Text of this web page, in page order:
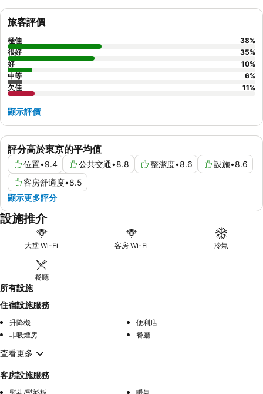
評分高於東京的平均值
位置•9.4 公共交通•8.8 整潔度•8.6 設施•8.6
客房舒適度•8.5
顯示更多評分
旅客評價
極佳 38%
很好
35%
好
10%
中等
6%
欠佳
11%
顯示評價
設施推介
大堂 Wi-Fi 客房 Wi-Fi 冷氣
餐廳
所有設施
住宿設施服務
升降機
便利店
非吸煙房
餐廳
查看更多
客房設施服務